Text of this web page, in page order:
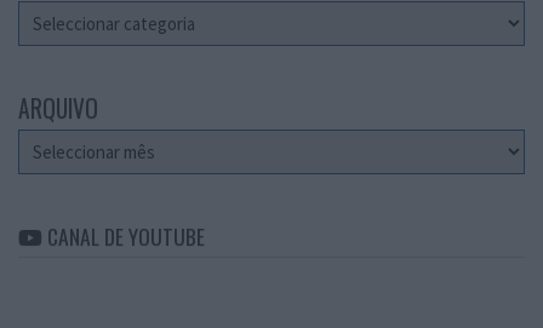
Categorias
ARQUIVO
Arquivo
CANAL DE YOUTUBE